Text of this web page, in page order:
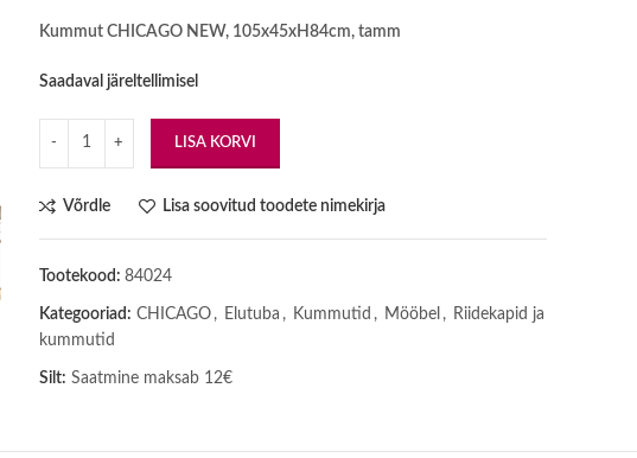
Kummut CHICAGO NEW, 105x45xH84cm, tamm
Saadaval järeltellimisel
LISA KORVI
Võrdle Lisa soovitud toodete nimekirja
Tootekood: 84024
Kategooriad: CHICAGO , Elutuba , Kummutid , Mööbel , Riidekapid ja
kummutid
Silt: Saatmine maksab 12€